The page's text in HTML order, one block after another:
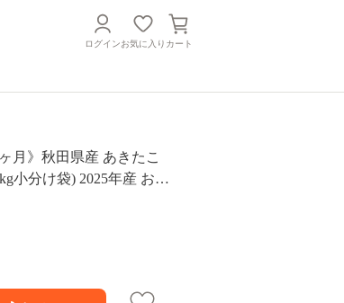
ログインお気に入り カート
月》秋田県産 あきたこ
小分け袋) 2025年産 お届
り 秋田 お米 あきたこ
田市 定期便 毎月お届